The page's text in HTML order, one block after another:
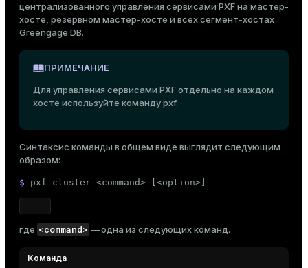
Темная Светлая
централизованного управления сервисами PXF на мастер-
хосте, резервном мастер-хосте и всех сегмент-хостах
Greengage DB.
ПРИМЕЧАНИЕ
Для управления сервисами PXF отдельно на каждом
хосте используйте командуpxf.
Синтаксис команды в общем виде выглядит следующим
образом:
$ pxf cluster <command> [<option>]
где <command> — одна из следующих команд.